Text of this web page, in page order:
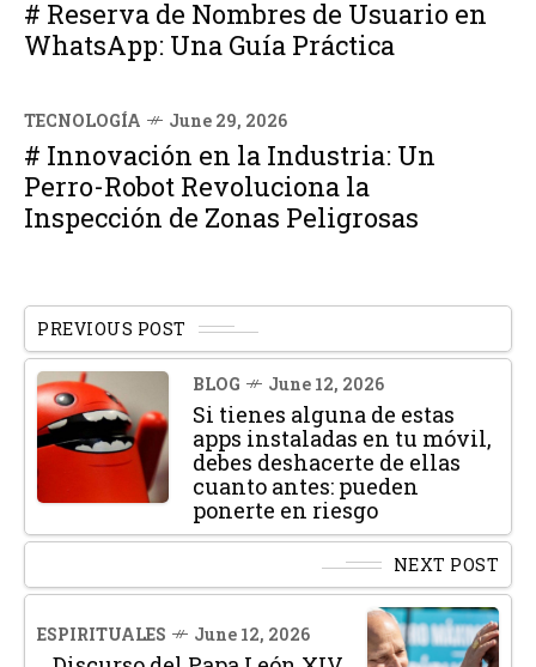
# Reserva de Nombres de Usuario en
WhatsApp: Una Guía Práctica
TECNOLOGÍA June 29, 2026
# Innovación en la Industria: Un
Perro-Robot Revoluciona la
Inspección de Zonas Peligrosas
PREVIOUS POST
BLOG June 12, 2026
Si tienes alguna de estas
apps instaladas en tu móvil,
debes deshacerte de ellas
cuanto antes: pueden
ponerte en riesgo
NEXT POST
ESPIRITUALES June 12, 2026